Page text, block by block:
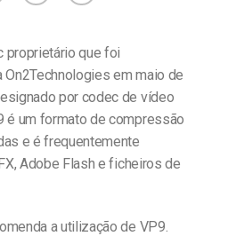
proprietário que foi
em maio de
por codec de vídeo
é um formato de compressão
e é frequentemente
Adobe Flash e ficheiros de
a utilização de VP9.